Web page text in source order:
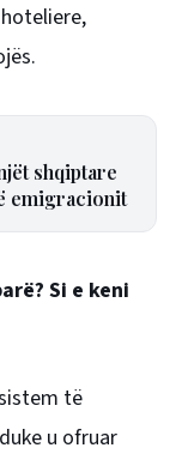
shqiptare
emigracionit
Si e keni
të
u ofruar